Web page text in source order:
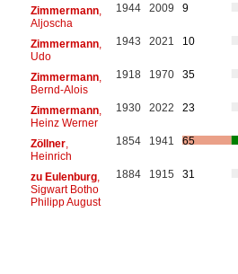
Zimmermann,
Aljoscha
1944 2009 9
Zimmermann,
Udo
1943 2021 10
Zimmermann,
Bernd-Alois
1918 1970 35
Zimmermann,
Heinz Werner
1930 2022 23
Zöllner,
Heinrich
1854 1941 65
zu Eulenburg,
Sigwart Botho
Philipp August
1884 1915 31